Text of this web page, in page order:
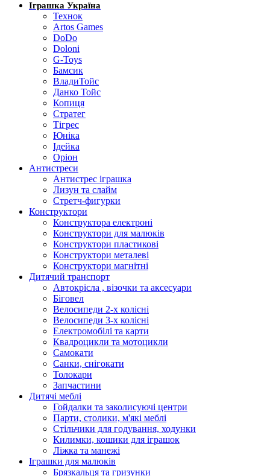
Іграшка Україна
Технок
Artos Games
DoDo
Doloni
G-Toys
Бамсик
ВладиТойс
Данко Тойс
Копиця
Стратег
Тігрес
Юніка
Ідейка
Оріон
Антистреси
Антистрес іграшка
Лизун та слайм
Стретч-фигурки
Конструктори
Конструктора електроні
Конструктори для малюків
Конструктори пластикові
Конструктори металеві
Конструктори магнітні
Дитячий транспорт
Автокрісла , візочки та аксесуари
Біговел
Велосипеди 2-х колісні
Велосипеди 3-х колісні
Електромобілі та карти
Квадроцикли та мотоцикли
Самокати
Санки, снігокати
Толокари
Запчастини
Дитячі меблі
Гойдалки та заколисуючі центри
Парти, столики, м'які меблі
Стільчики для годування, ходунки
Килимки, кошики для іграшок
Ліжка та манежі
Іграшки для малюків
Брязкальця та гризунки